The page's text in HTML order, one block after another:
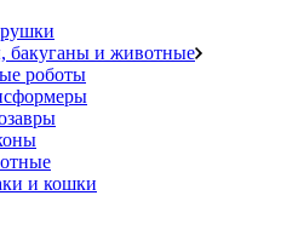
бакуганы и животные
роботы
и кошки